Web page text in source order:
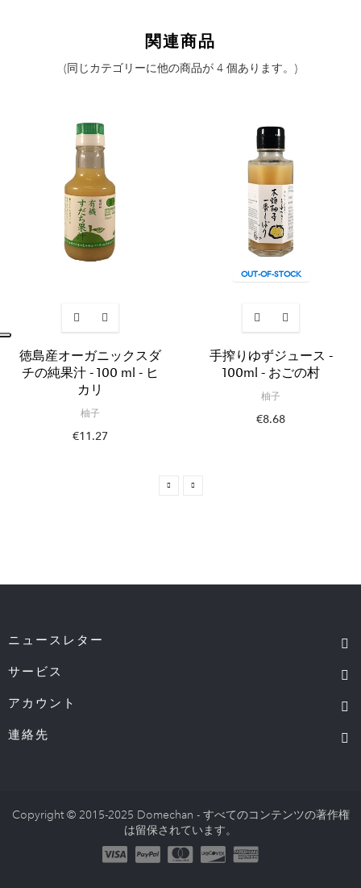
関連商品
(同じカテゴリーに他の商品が 4 個あります。)
徳島産オーガニックスダ
チの純果汁 - 100 ml - ヒ
カリ
柚子
€11.27
OUT-OF-STOCK
手搾りゆずジュース -
100ml - おごの村
柚子
€8.68
ニュースレター
サービス
アカウント
連絡先
Copyright © 2015-2025 Domechan - すべてのコンテンツの著作権
は留保されています。